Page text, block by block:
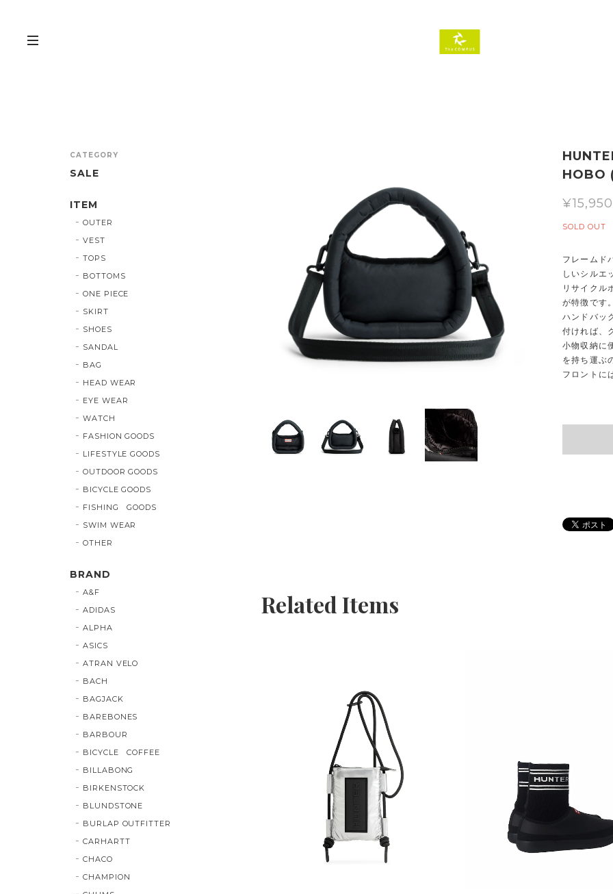
HOBO
¥15,950
SOLD OUT
フレームド
しいシルエ
リサイクル
が特徴です。
ハンドバッ
付ければ、
小物収納に
を持ち運ぶ
フロントに
Related Items
CATEGORY
SALE
ITEM
OUTER
VEST
TOPS
BOTTOMS
ONE PIECE
SKIRT
SHOES
SANDAL
BAG
HEAD WEAR
EYE WEAR
WATCH
FASHION GOODS
LIFESTYLE GOODS
OUTDOOR GOODS
BICYCLE GOODS
FISHING GOODS
SWIM WEAR
OTHER
BRAND
A&F
ADIDAS
ALPHA
ASICS
ATRAN VELO
BACH
BAGJACK
BAREBONES
BARBOUR
BICYCLE COFFEE
BILLABONG
BIRKENSTOCK
BLUNDSTONE
BURLAP OUTFITTER
CARHARTT
CHACO
CHAMPION